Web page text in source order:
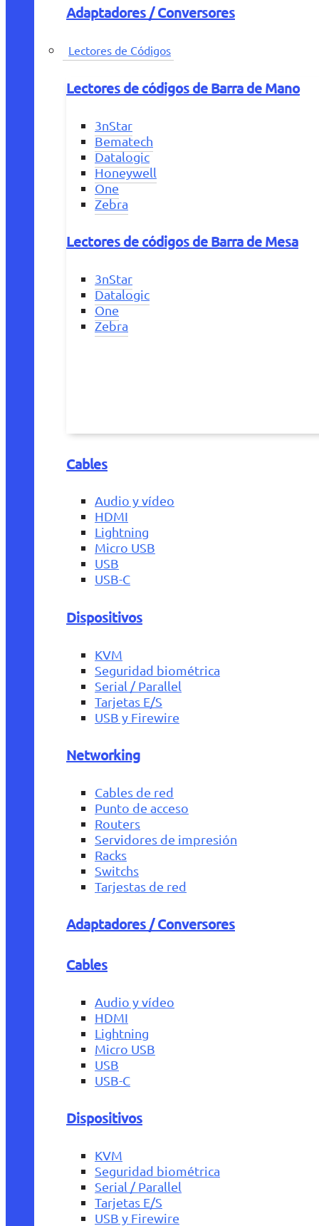
Adaptadores / Conversores
Lectores de Códigos
Lectores de códigos de Barra de Mano
3nStar
Bematech
Datalogic
Honeywell
One
Zebra
Lectores de códigos de Barra de Mesa
3nStar
Datalogic
One
Zebra
Cables
Audio y vídeo
HDMI
Lightning
Micro USB
USB
USB-C
Dispositivos
KVM
Seguridad biométrica
Serial / Parallel
Tarjetas E/S
USB y Firewire
Networking
Cables de red
Punto de acceso
Routers
Servidores de impresión
Racks
Switchs
Tarjestas de red
Adaptadores / Conversores
Cables
Audio y vídeo
HDMI
Lightning
Micro USB
USB
USB-C
Dispositivos
KVM
Seguridad biométrica
Serial / Parallel
Tarjetas E/S
USB y Firewire